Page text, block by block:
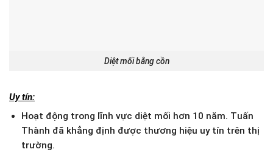
Diệt mối bằng cồn
Uy tín:
Hoạt động trong lĩnh vực diệt mối hơn 10 năm. Tuấn
Thành đã khẳng định được thương hiệu uy tín trên thị
trường.